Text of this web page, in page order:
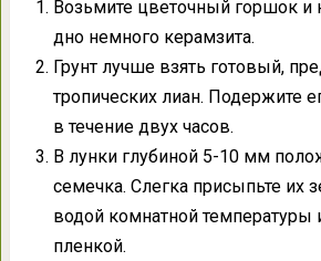
Возьмите цветочный горшок и
дно немного керамзита.
Грунт лучше взять готовый,
тропических лиан. Подержите
в течение двух часов.
В лунки глубиной 5-10 мм
семечка. Слегка присыпьте их
водой комнатной температуры
пленкой.